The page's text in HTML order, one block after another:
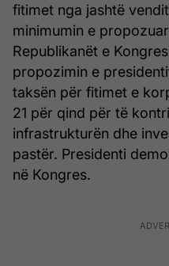
fitimet nga jashtë
minimumin e
Republikanët e
propozimin e
taksën për fitimet e
21 për qind për të
infrastrukturën dhe
pastër. Presidenti
në Kongres.